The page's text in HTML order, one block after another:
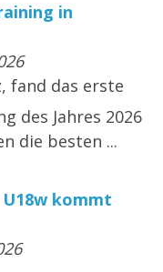
in
fand das erste
des Jahres 2026
die besten ...
kommt